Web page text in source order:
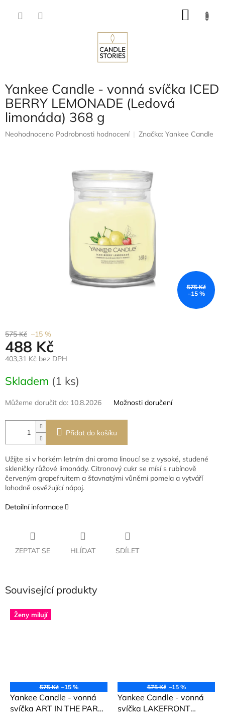
Yankee Candle - vonná svíčka ICED
BERRY LEMONADE (Ledová
limonáda) 368 g
Průměrné
Neohodnoceno Podrobnosti hodnocení Značka: Yankee Candle
575 Kč
–15 %
575 Kč –15 %
488 Kč
403,31 Kč bez DPH
cena:
Skladem (1 ks)
Můžeme doručit do: 10.8.2026 Možnosti doručení
Přidat do košíku
Užijte si v horkém letním dni aroma linoucí se z vysoké, studené
skleničky růžové limonády. Citronový cukr se mísí s rubínově
červeným grapefruitem a šťavnatými vůněmi pomela a vytváří
lahodně osvěžující nápoj.
Detailní informace
ZEPTAT SE HLÍDAT SDÍLET
Související produkty
Ženy milují
575 Kč –15 %
Yankee Candle - vonná
svíčka ART IN THE PARK
575 Kč –15 %
Yankee Candle - vonná
svíčka LAKEFRONT